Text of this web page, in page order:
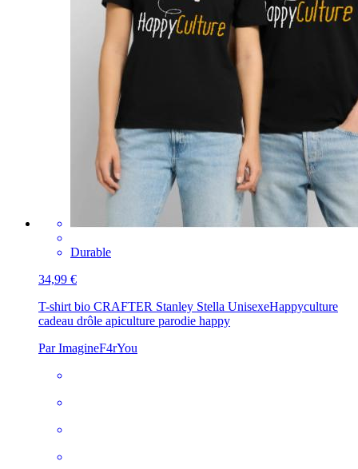
Durable
34,99 €
T-shirt bio CRAFTER Stanley Stella UnisexeHappyculture
cadeau drôle apiculture parodie happy
Par ImagineF4rYou